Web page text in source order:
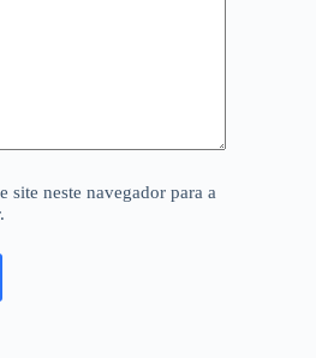
site neste navegador para a